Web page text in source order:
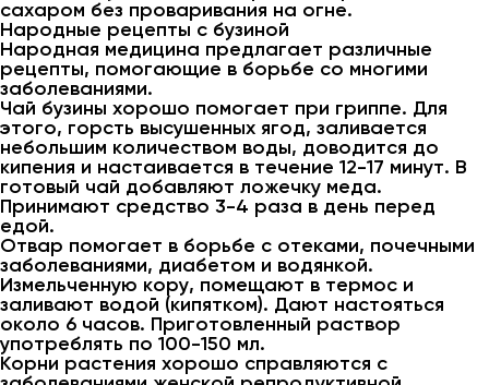
сахаром без проваривания на огне.
Народные рецепты с бузиной
Народная медицина предлагает различные
рецепты, помогающие в борьбе со многими
заболеваниями.
Чай бузины хорошо помогает при гриппе. Для
этого, горсть высушенных ягод, заливается
небольшим количеством воды, доводится до
кипения и настаивается в течение 12-17 минут. В
готовый чай добавляют ложечку меда.
Принимают средство 3-4 раза в день перед
едой.
Отвар помогает в борьбе с отеками, почечными
заболеваниями, диабетом и водянкой.
Измельченную кору, помещают в термос и
заливают водой (кипятком). Дают настояться
около 6 часов. Приготовленный раствор
употреблять по 100-150 мл.
Корни растения хорошо справляются с